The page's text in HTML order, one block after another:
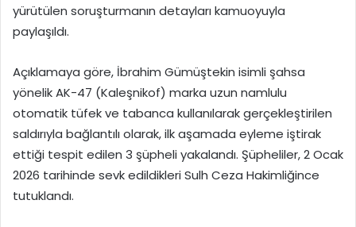
yürütülen soruşturmanın detayları kamuoyuyla
paylaşıldı.
Açıklamaya göre, İbrahim Gümüştekin isimli şahsa
yönelik AK-47 (Kaleşnikof) marka uzun namlulu
otomatik tüfek ve tabanca kullanılarak gerçekleştirilen
saldırıyla bağlantılı olarak, ilk aşamada eyleme iştirak
ettiği tespit edilen 3 şüpheli yakalandı. Şüpheliler, 2 Ocak
2026 tarihinde sevk edildikleri Sulh Ceza Hakimliğince
tutuklandı.